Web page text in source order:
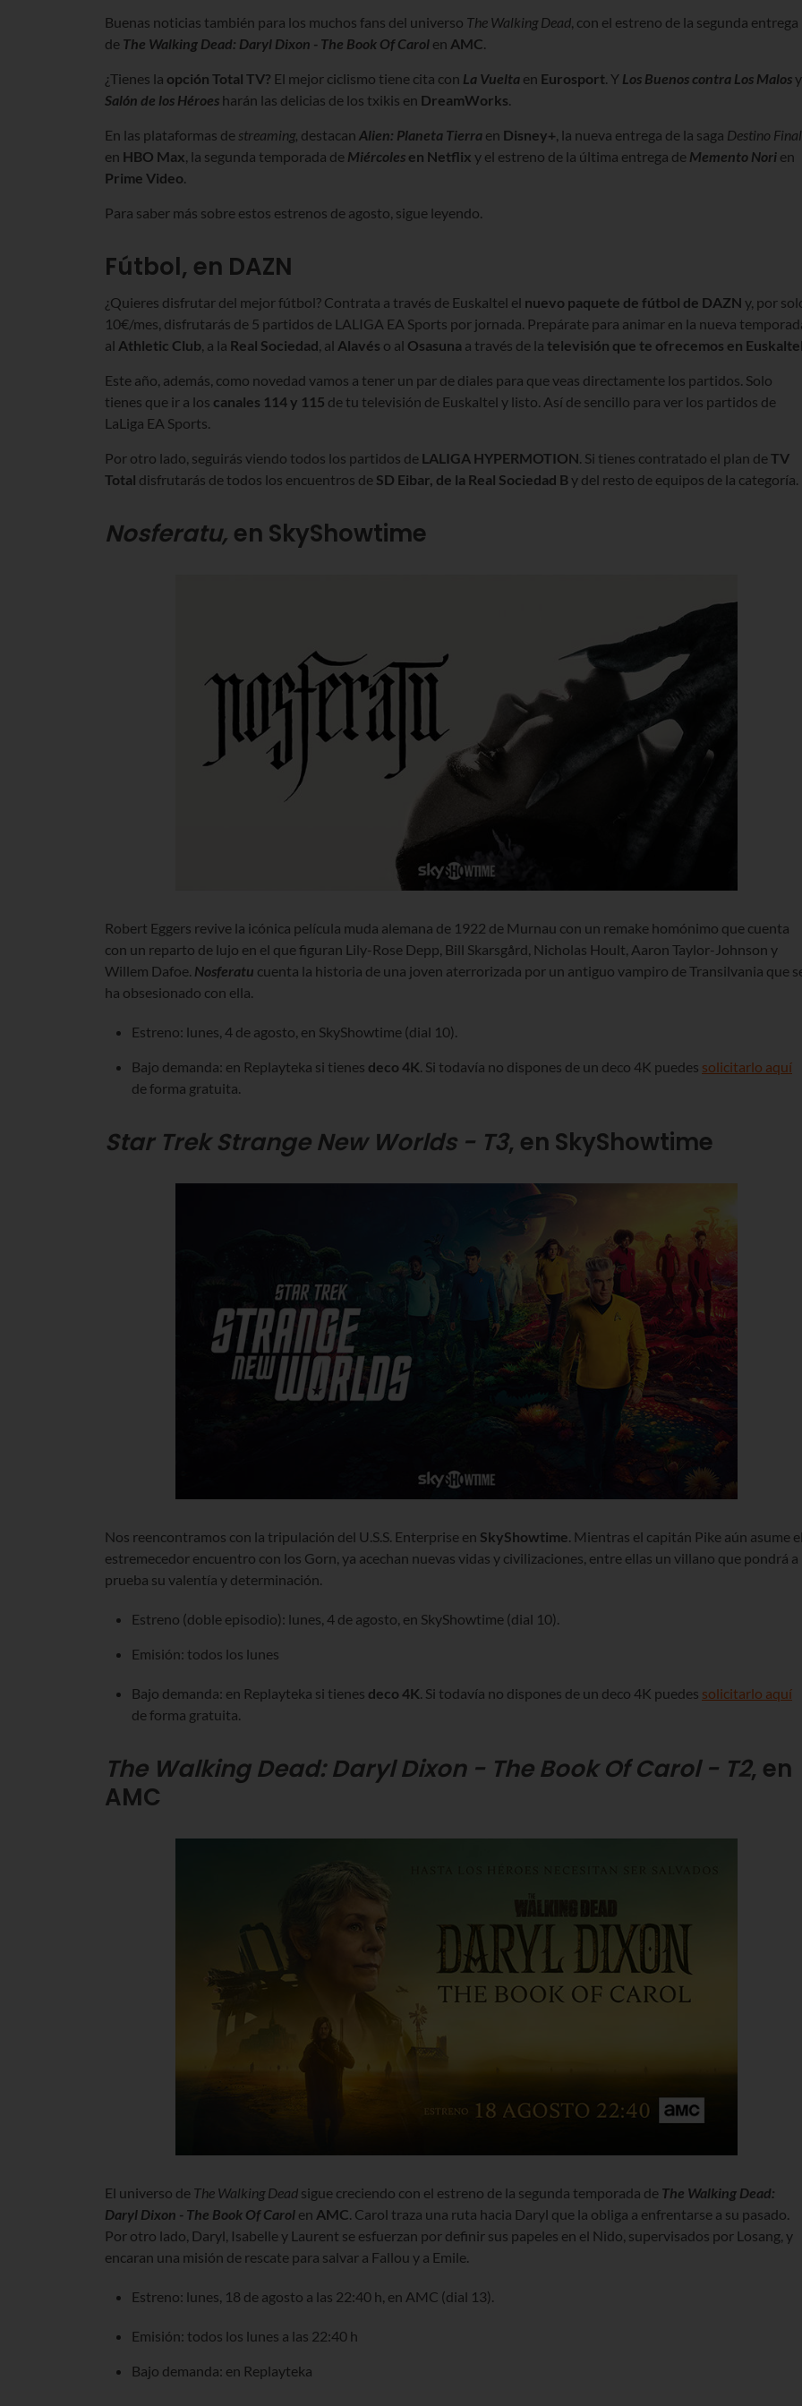
Buenas noticias también para los muchos fans del universo The Walking Dead , con el estreno de la segunda entrega
de The Walking Dead: Daryl Dixon - The Book Of Carol en AMC
¿Tienes la opción Total TV? El mejor ciclismo tiene cita con La Vuelta en Eurosport . Y Los Buenos contra Los Malosy
Salón de los Héroes harán las delicias de los txikis en DreamWorks
En las plataformas de streaming, destacan Alien: Planeta Tierra en Disney+ , la nueva entrega de la saga Destino Final
en HBO Max , la segunda temporada de Miércoles en Netflix y el estreno de la última entrega de Memento Nori en
Prime Video
Para saber más sobre estos estrenos de agosto, sigue leyendo.
Fútbol, en DAZN
¿Quieres disfrutar del mejor fútbol? Contrata a través de Euskaltel el nuevo paquete de fútbol de DAZN y, por
10€/mes, disfrutarás de 5 partidos de LALIGA EA Sports por jornada. Prepárate para animar en la nueva
al Athletic Club , a la Real Sociedad , al Alavés o al Osasuna a través de la televisión que te ofrecemos en
Este año, además, como novedad vamos a tener un par de diales para que veas directamente los partidos. Solo
tienes que ir a los canales 114 y 115 de tu televisión de Euskaltel y listo. Así de sencillo para ver los partidos de
LaLiga EA Sports.
Por otro lado, seguirás viendo todos los partidos de LALIGA HYPERMOTION Si tienes contratado el plan deTV
Total disfrutarás de todos los encuentros de SD Eibar, de la Real Sociedad By del resto de equipos de la categoría.
Nosferatu, en SkyShowtime
Robert Eggers revive la icónica película muda alemana de 1922 de Murnau con un remake homónimo que cuenta
con un reparto de lujo en el que figuran Lily-Rose Depp, Bill Skarsgård, Nicholas Hoult, Aaron Taylor-Johnson y
Willem Dafoe. Nosferatu cuenta la historia de una joven aterrorizada por un antiguo vampiro de Transilvania que
ha obsesionado con ella.
Estreno: lunes, 4 de agosto, en SkyShowtime (dial 10).
Bajo demanda: en Replayteka si tienes deco 4K. Si todavía no dispones de un deco 4K puedes solicitarlo aquí
de forma gratuita.
Star Trek Strange New Worlds - T3, en SkyShowtime
Nos reencontramos con la tripulación del U.S.S. Enterprise en SkyShowtime. Mientras el capitán Pike aún asume
estremecedor encuentro con los Gorn, ya acechan nuevas vidas y civilizaciones, entre ellas un villano que pondrá a
prueba su valentía y determinación.
Estreno (doble episodio): lunes, 4 de agosto, en SkyShowtime (dial 10).
Emisión: todos los lunes
Bajo demanda: en Replayteka si tienes deco 4K. Si todavía no dispones de un deco 4K puedes solicitarlo aquí
de forma gratuita.
The Walking Dead: Daryl Dixon - The Book Of Carol - T2, en
AMC
El universo de The Walking Dead sigue creciendo con el estreno de la segunda temporada de The Walking Dead:
Daryl Dixon - The Book Of Carol en AMC . Carol traza una ruta hacia Daryl que la obliga a enfrentarse a su pasado.
Por otro lado, Daryl, Isabelle y Laurent se esfuerzan por definir sus papeles en el Nido, supervisados por Losang, y
encaran una misión de rescate para salvar a Fallou y a Emile.
Estreno: lunes, 18 de agosto a las 22:40 h, en AMC (dial 13).
Emisión: todos los lunes a las 22:40 h
Bajo demanda: en Replayteka